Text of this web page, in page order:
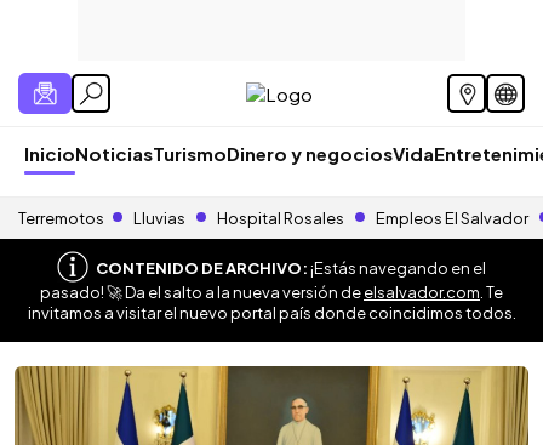
InicioNoticiasTurismoDinero y negociosVida
Terremotos Lluvias Hospital Rosales Empleos El Salvador
CONTENIDO DE ARCHIVO:¡Estás navegando en el
pasado! 🚀 Da el salto a la nueva versión deelsalvador.com . Te
invitamos a visitar el nuevo portal país donde coincidimos todos.